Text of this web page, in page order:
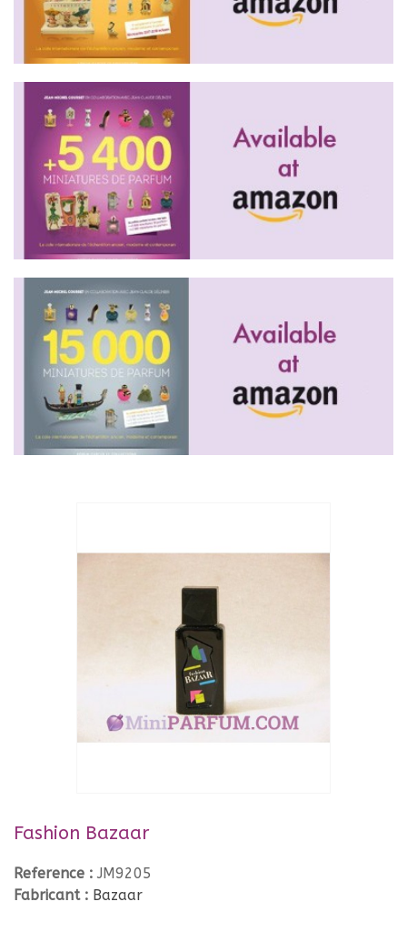
Fashion Bazaar
Reference : JM9205
Fabricant : Bazaar